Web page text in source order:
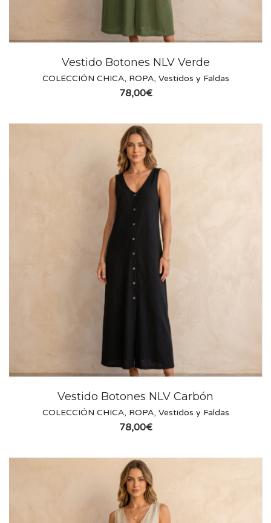
Vestido Botones NLV Verde
COLECCIÓN CHICA, ROPA, Vestidos y Faldas
78,00€
Vestido Botones NLV Carbón
COLECCIÓN CHICA, ROPA, Vestidos y Faldas
78,00€